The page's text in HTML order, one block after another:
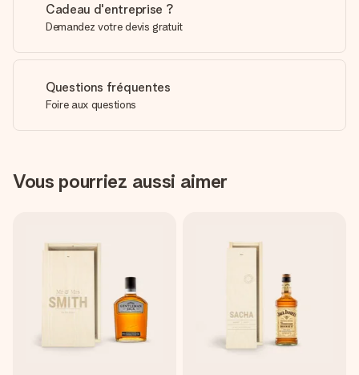
Cadeau d'entreprise ?
Demandez votre devis gratuit
Questions fréquentes
Foire aux questions
Vous pourriez aussi aimer